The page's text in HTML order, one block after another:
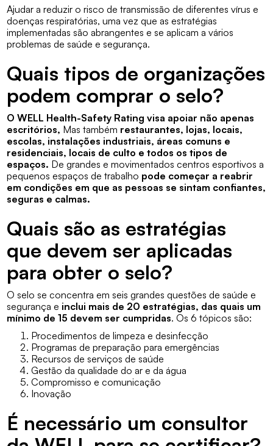
Ajudar a reduzir o risco de transmissão de diferentes vírus e
doenças respiratórias, uma vez que as estratégias
implementadas são abrangentes e se aplicam a vários
problemas de saúde e segurança.
Quais tipos de organizações
podem comprar o selo?
O WELL Health-Safety Rating visa apoiar não apenas
escritórios, Mas também restaurantes, lojas, locais,
escolas, instalações industriais, áreas comuns e
residenciais, locais de culto e todos os tipos de
espaços. De grandes e movimentados centros esportivos a
pequenos espaços de trabalho pode começar a reabrir
em condições em que as pessoas se sintam confiantes,
seguras e calmas.
Quais são as estratégias
que devem ser aplicadas
para obter o selo?
O selo se concentra em seis grandes questões de saúde e
segurança e inclui mais de 20 estratégias, das quais um
mínimo de 15 devem ser cumpridas. Os 6 tópicos são:
Procedimentos de limpeza e desinfecção
Programas de preparação para emergências
Recursos de serviços de saúde
Gestão da qualidade do ar e da água
Compromisso e comunicação
Inovação
É necessário um consultor